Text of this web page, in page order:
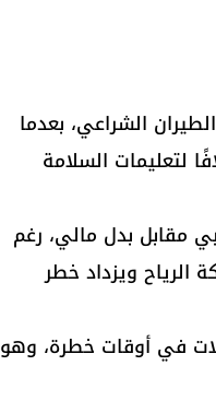
الشراعي، بعدما
لتعليمات السلامة
مقابل بدل مالي، رغم
حركة الرياح ويزداد خطر
في أوقات خطرة، وهو